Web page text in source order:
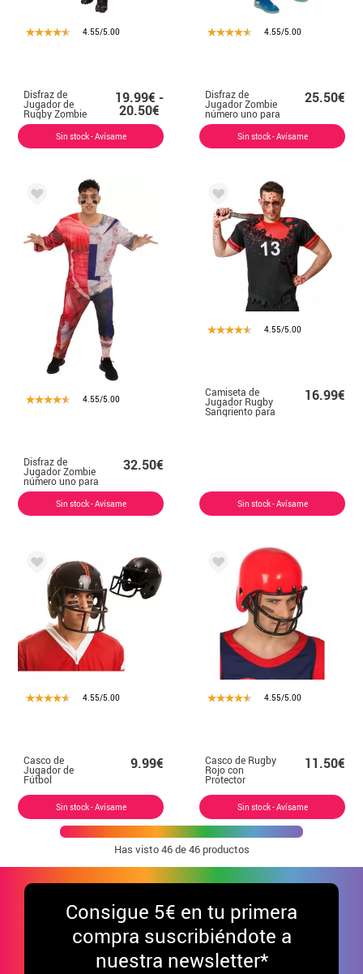
4.55/5.00
Disfraz de
Jugador de
Rugby Zombie
para hombre
19.99€ -
20.50€
Sin stock - Avísame
4.55/5.00
Disfraz de
Jugador Zombie
número uno para
niño
25.50€
Sin stock - Avísame
4.55/5.00
Disfraz de
Jugador Zombie
número uno para
hombre
32.50€
Sin stock - Avísame
4.55/5.00
Camiseta de
Jugador Rugby
Sangriento para
hombre
16.99€
Sin stock - Avísame
4.55/5.00
Casco de
Jugador de
Fútbol
9.99€
Sin stock - Avísame
4.55/5.00
Casco de Rugby
Rojo con
Protector
11.50€
Sin stock - Avísame
Has visto46de 46 productos
Consigue 5€ en tu primera
compra suscribiéndote a
nuestra newsletter*